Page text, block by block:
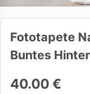
Fototapete
Buntes
40.00 €